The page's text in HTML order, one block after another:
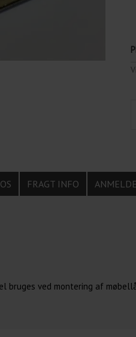
FRAGT INFO
bruges ved montering af